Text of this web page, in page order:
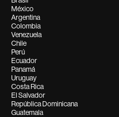
México
Argentina
Colombia
Venezuela
Chile
Perú
Ecuador
Panamá
Uruguay
Costa Rica
El Salvador
República Dominicana
Guatemala